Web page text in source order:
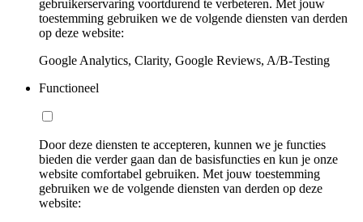
gebruikerservaring voortdurend te verbeteren. Met jouw
toestemming gebruiken we de volgende diensten van derden
op deze website:
Google Analytics, Clarity, Google Reviews, A/B-Testing
Functioneel
Door deze diensten te accepteren, kunnen we je functies
bieden die verder gaan dan de basisfuncties en kun je onze
website comfortabel gebruiken. Met jouw toestemming
gebruiken we de volgende diensten van derden op deze
website: